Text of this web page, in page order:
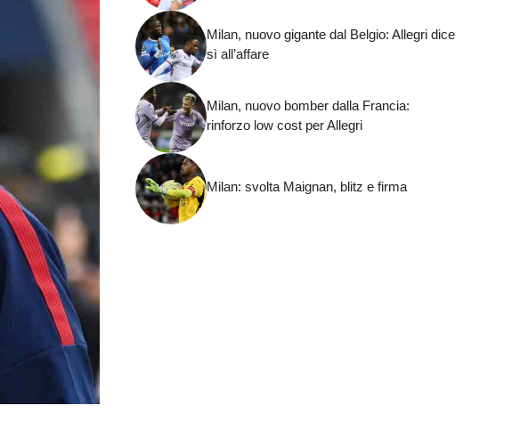
Milan, nuovo gigante dal Belgio: Allegri dice
sì all’affare
Milan, nuovo bomber dalla Francia:
rinforzo low cost per Allegri
Milan: svolta Maignan, blitz e firma